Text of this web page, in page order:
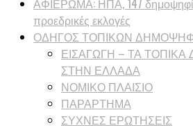
ΑΦΙΕΡΩΜΑ: ΗΠΑ, 147
προεδρικές εκλογές
ΟΔΗΓΟΣ ΤΟΠΙΚΩΝ
ΕΙΣΑΓΩΓΗ – ΤΑ
ΣΤΗΝ ΕΛΛΑΔΑ
ΝΟΜΙΚΟ ΠΛΑΙΣΙΟ
ΠΑΡΑΡΤΗΜΑ
ΣΥΧΝΕΣ ΕΡΩΤΗΣΕΙΣ